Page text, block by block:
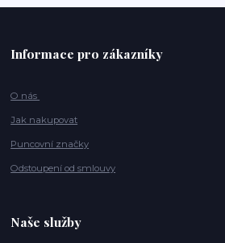
Informace pro zákazníky
O nás
Jak nakupovat
Puncovní značky
Odstoupení od smlouvy
Naše služby